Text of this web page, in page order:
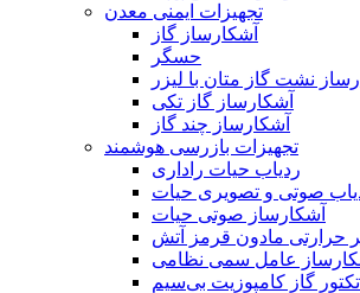
تجهیزات ایمنی معدن
آشکارساز گاز
حسگر
نشت گاز متان با لیزر
آشکارساز گاز تکی
آشکارساز چند گاز
تجهیزات بازرسی هوشمند
ردیاب حیات راداری
صوتی و تصویری حیات
آشکارساز صوتی حیات
حرارتی مادون قرمز آتش
عامل سمی نظامی
گاز کامپوزیت بی‌سیم